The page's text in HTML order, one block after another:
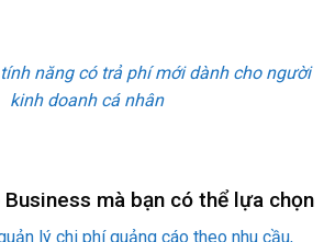
năng có trả phí mới dành cho người
kinh doanh cá nhân
mà bạn có thể lựa chọn
lý chi phí quảng cáo theo nhu cầu,